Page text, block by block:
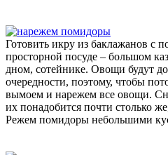
Готовить икру из баклажанов с
просторной посуде – большом
дном, сотейнике. Овощи будут
очередности, поэтому, чтобы
вымоем и нарежем все овощи.
их понадобится почти столько
Режем помидоры небольшими